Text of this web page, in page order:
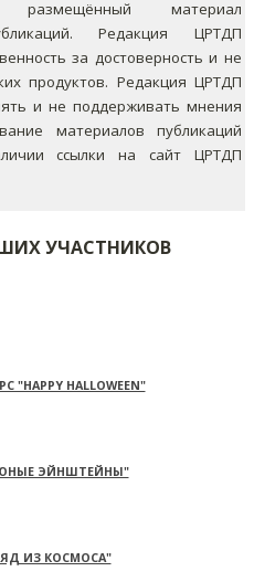
материал
Редакция ЦРТДП
за достоверность и не
продуктов. Редакция ЦРТДП
и не поддерживать мнения
материалов публикаций
ссылки на сайт ЦРТДП
УЧАСТНИКОВ
HALLOWEEN"
ЭЙНШТЕЙНЫ"
ИЗ КОСМОСА"